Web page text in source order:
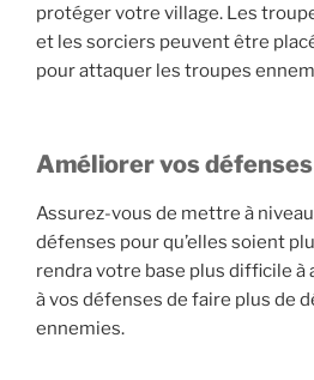
protéger votre village. Les
et les sorciers peuvent être
pour attaquer les troupes
Améliorer vos défenses
Assurez-vous de mettre à
défenses pour qu’elles soient
rendra votre base plus difficile
à vos défenses de faire plus de
ennemies.